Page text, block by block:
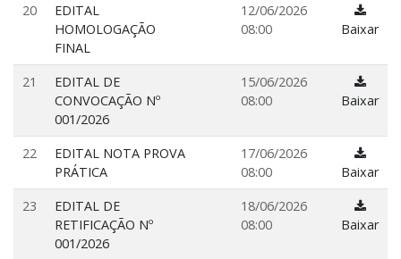
20
EDITAL
HOMOLOGAÇÃO
FINAL
12/06/2026
08:00
Baixar
21
EDITAL DE
CONVOCAÇÃO Nº
001/2026
15/06/2026
08:00
Baixar
22
EDITAL NOTA PROVA
PRÁTICA
17/06/2026
08:00
Baixar
23
EDITAL DE
RETIFICAÇÃO Nº
001/2026
18/06/2026
08:00
Baixar